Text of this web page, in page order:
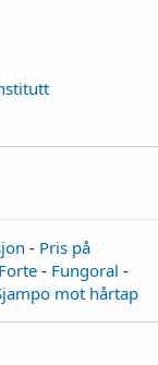
- Pris på
- Fungoral -
mot hårtap